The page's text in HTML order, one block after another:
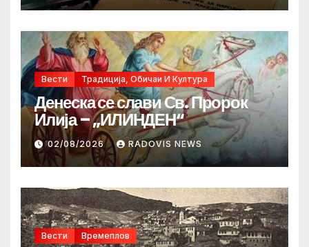
Вести Традиција, Обичаи И Култура
Денеска се слави Св. Пророк
Илија – „ИЛИНДЕН“
02/08/2026 RADOVIS NEWS
Вести Времеплов